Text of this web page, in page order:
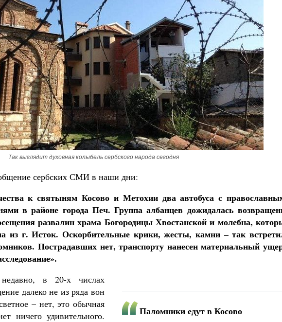
Так выглядит духовная колыбель сербского народа сегодня
сербских СМИ в наши дни:
к святыням Косово и Метохии два автобуса с
в районе города Печ. Группа албанцев дожидалась
развалин храма Богородицы Хвостанской и молебна,
из г. Исток. Оскорбительные крики, жесты, камни – так
Пострадавших нет, транспорту нанесен материальный
Паломники едут в Косово
в 20-х числах
далеко не из ряда вон
– нет, это обычная
ничего удивительного.
Как найти своё место в жизни
Кирилл Мурышев
Великомученик Георгий Победоносец.
святого
Роман Котов